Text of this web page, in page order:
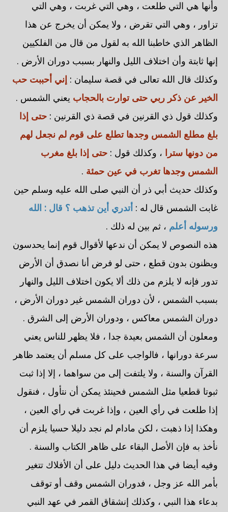
وأنها هي التي طلعت ، وهي التي غربت ، وهي التي
تزاور ، وهي التي تقرض ، ولا يمكن أن يخرج عن هذا
الظاهر الذي خاطبنا الله به لقول من قال من الفلكيين
إنها ثابتة وأن اختلاف الليل والنهار بسبب دوران الأرض .
وكذلك قال الله تعالى في قصة سليمان : إني أحببت حب
الخير عن ذكر ربي حتى توارت بالحجاب يعني الشمس .
وكذلك قول ذي القرنين في قصة ذي القرنين : حتى إذا
بلغ مطلع الشمس وجدها تطلع على قوم لم نجعل لهم
من دونها سترا ، وكذلك قول : حتى إذا بلغ مغرب
الشمس وجدها تغرب في عين حمئة .
وكذلك حديث أبي ذر أن النبي صلى الله عليه وسلم حين
غابت الشمس قال له : أتدري أين تذهب ؟ قال : الله
ورسوله أعلم ، ثم بين له ذلك .
هذه النصوص لا يمكن أن ندعها لأقوال قوم إنما يحدسون
ويظنون بدون قطع ، حتى لو فرض أنا نصدق أن الأرض
تدور فإنه لا يلزم من ذلك ألا يكون اختلاف الليل والنهار
بسبب الشمس ، لأن دوران الشمس غير دوران الأرض ،
دوران الشمس معاكس ، ودوران الأرض إلى الشرق .
ومعلون أن الشمس بعيدة جدا ، فلا يظهر للناس يعني
سرعة دورانها ، فالواجب على كل مسلم أن يعتمد ظاهر
القرآن والسنة ، ولا يلتفت إلى من سواهما ، إلا إذا ثبت
ثبوتا قطعيا مثل الشمس فحينئذ يمكن أن نتأول ، فنقول
إذا طلعت في رأي العين ، وإذا غربت في رأي العين ،
وهكذا إذا ذهبت ، لكن مادام لم نجد دليلا حسيا يلزم أن
نأخذ به فإن الأصل البقاء على ظاهر الكتاب والسنة .
وفيه أيضا في هذا الحديث دليل على أن الأفلاك تتغير
بأمر الله عز وجل ، فدوران الشمس وقف أو توقف
بدعاء هذا النبي ، وكذلك إنشقاق القمر في عهد النبي